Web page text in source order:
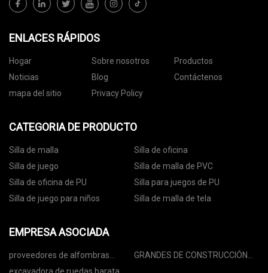
ENLACES RÁPIDOS
Hogar Sobre nosotros
Productos
Noticias
Blog
Contáctenos
mapa del sitio
Privacy Policy
CATEGORIA DE PRODUCTO
Silla de malla
Silla de oficina
Silla de juego
Silla de malla de PVC
Silla de oficina de PU
Silla para juegos de PU
Silla de juego para niños
Silla de malla de tela
EMPRESA ASOCIADA
proveedores de alfombras
copetudas a máquina
GRANDES DE CONSTRUCCIÓN